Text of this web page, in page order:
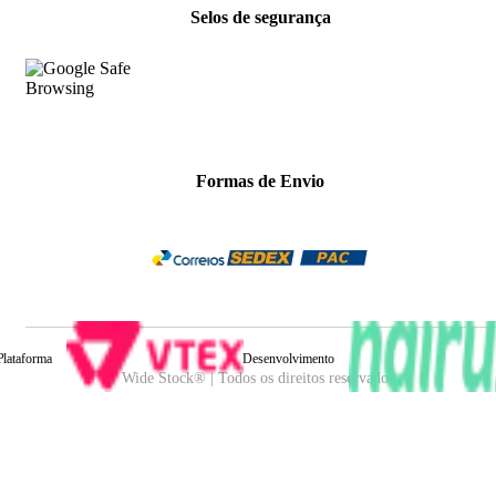
Selos de segurança
Formas de Envio
Wide Stock® | Todos os direitos reservados.
Desenvolvimento